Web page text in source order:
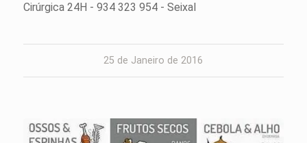
Cirúrgica 24H - 934 323 954 - Seixal
25 de Janeiro de 2016